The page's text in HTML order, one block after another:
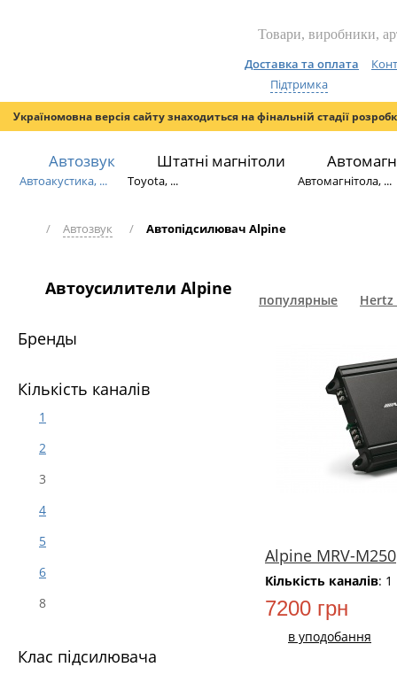
Доставка та оплата
Підтримка
Україномовна версія сайту знаходиться на фінальній стадії
Автозвук
Автоакустика, ...
Штатні магнітоли
Toyota, ... Автомагнітола, ...
/ Автозвук / Автопідсилювач Alpine
Автоусилители Alpine
Бренды
Кількість каналів
1
2
3
4
5
6
8
Клас підсилювача
популярные Hertz
Alpine MRV-M250
Кількість каналів: 1
7200 грн
в уподобання